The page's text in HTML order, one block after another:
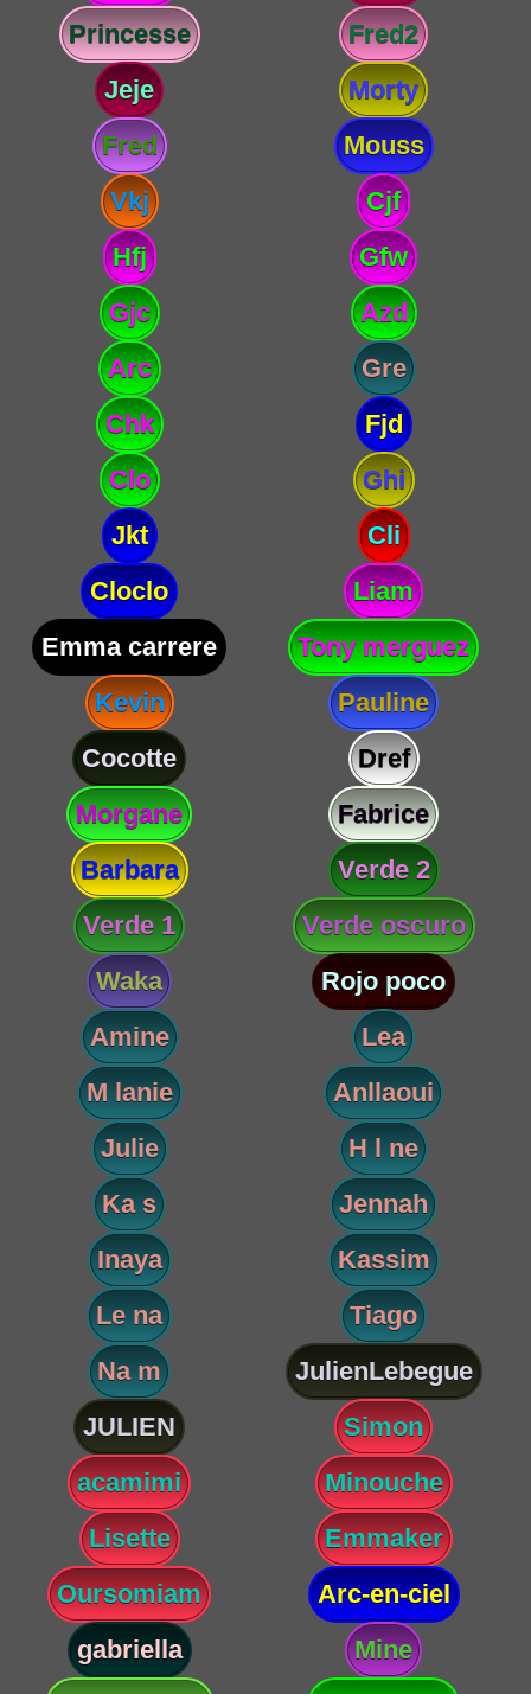
Princesse
Fred2
Jeje
Morty
Fred
Mouss
Vkj
Cjf
Hfj
Gfw
Gjc
Azd
Arc
Gre
Chk
Fjd
Clo
Ghi
Jkt
Cli
Cloclo
Liam
Emma carrere
Tony merguez
Kevin
Pauline
Cocotte
Dref
Morgane
Fabrice
Barbara
Verde 2
Verde 1
Verde oscuro
Waka
Rojo poco
Amine
Lea
M lanie
Anllaoui
Julie
H l ne
Ka s
Jennah
Inaya
Kassim
Le na
Tiago
Na m
JulienLebegue
JULIEN
Simon
acamimi
Minouche
Lisette
Emmaker
Oursomiam
Arc-en-ciel
gabriella
Mine